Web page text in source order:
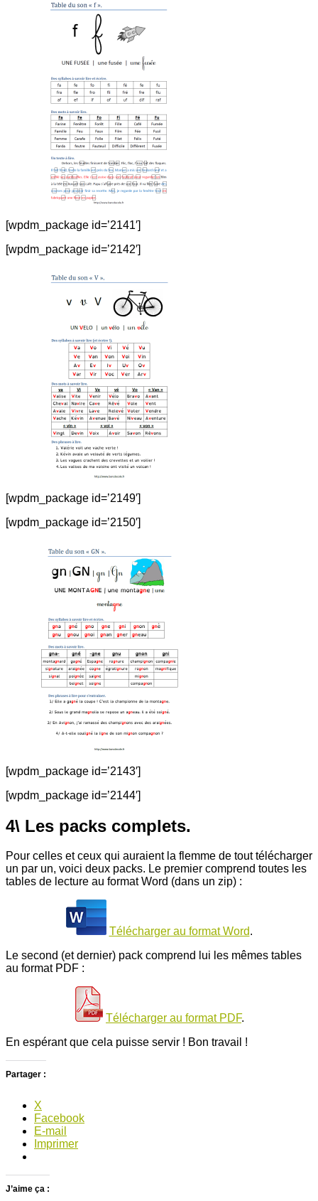
[wpdm_package id=’2141′]
[wpdm_package id=’2142′]
[wpdm_package id=’2149′]
[wpdm_package id=’2150′]
[wpdm_package id=’2143′]
[wpdm_package id=’2144′]
4\ Les packs complets.
Pour celles et ceux qui auraient la flemme de tout télécharger
un par un, voici deux packs. Le premier comprend toutes les
tables de lecture au format Word (dans un zip) :
Télécharger au format Word.
Le second (et dernier) pack comprend lui les mêmes tables
au format PDF :
Télécharger au format PDF.
En espérant que cela puisse servir ! Bon travail !
Partager :
X
Facebook
E-mail
Imprimer
J’aime ça :